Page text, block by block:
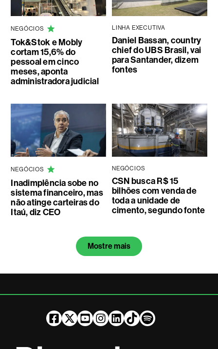
NEGÓCIOS
Tok&Stok e Mobly
cortam 15,6% do
pessoal em cinco
meses, aponta
administradora judicial
LINHA EXECUTIVA
Daniel Bassan, country
chief do UBS Brasil, vai
para Santander, dizem
fontes
NEGÓCIOS
Inadimplência sobe no
sistema financeiro, mas
não atinge carteiras do
Itaú, diz CEO
NEGÓCIOS
CSN busca R$ 15
bilhões com venda de
toda a unidade de
cimento, segundo fonte
Mostre mais